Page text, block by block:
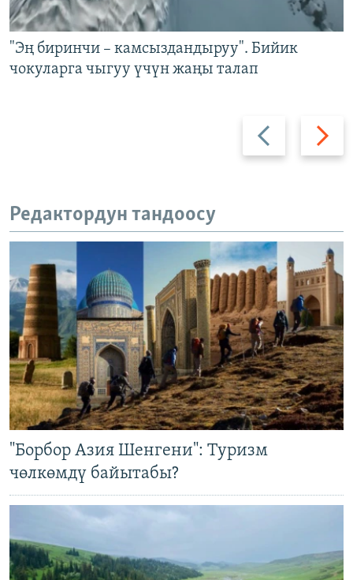
Артка Алдыга
"Эң биринчи – камсыздандыруу". Бийик
чокуларга чыгуу үчүн жаңы талап
Редактордун тандоосу
"Борбор Азия Шенгени": Туризм
чөлкөмдү байытабы?